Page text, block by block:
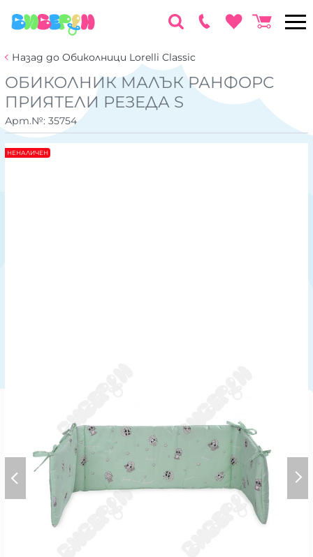
Назад до Обиколници Lorelli Classic
ОБИКОЛНИК МАЛЪК РАНФОРС
ПРИЯТЕЛИ РЕЗЕДА S
Арт.№: 35754
НЕНАЛИЧЕН